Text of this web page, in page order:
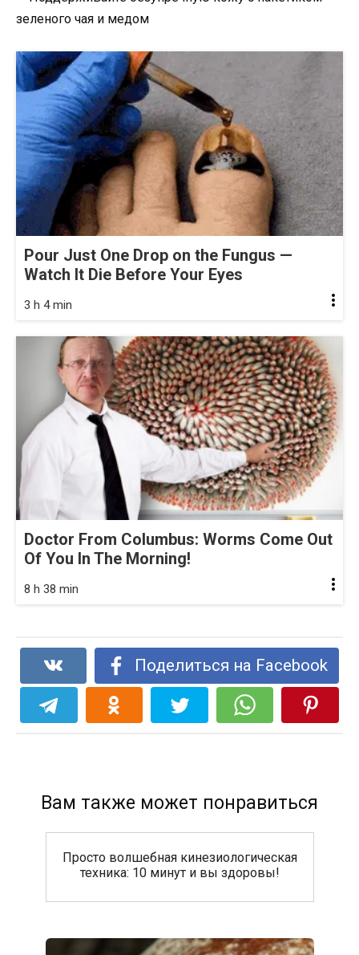
Pour Just One Drop on the Fungus —
Watch It Die Before Your Eyes
3 h 4 min
Doctor From Columbus: Worms Come Out
Of You In The Morning!
8 h 38 min
Поделиться на Facebook
Вам также может понравиться
Просто волшебная кинезиологическая
техника: 10 минут и вы здоровы!